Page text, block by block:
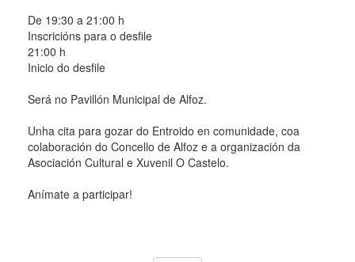
De 19:30 a 21:00 h
Inscricións para o desfile
21:00 h
Inicio do desfile
Será no Pavillón Municipal de Alfoz.
Unha cita para gozar do Entroido en comunidade, coa
colaboración do Concello de Alfoz e a organización da
Asociación Cultural e Xuvenil O Castelo.
Anímate a participar!